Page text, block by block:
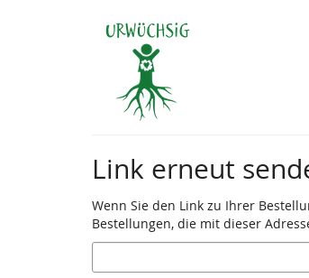
Link erneut
Wenn Sie den Link zu Ihrer
Bestellungen, die mit dieser
E-
Mail